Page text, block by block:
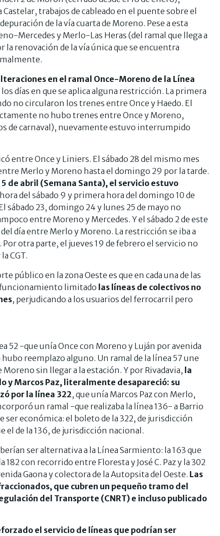
trabajos de cableado en el puente sobre el
de la vía cuarta de Moreno. Pese a esta
Mercedes y Merlo-Las Heras (del ramal que llega a
renovación de la vía única que se encuentra
en el ramal Once-Moreno de la Línea
días en que se aplica alguna restricción. La primera
no circularon los trenes entre Once y Haedo. El
no hubo trenes entre Once y Moreno,
de carnaval), nuevamente estuvo interrumpido
entre Once y Liniers. El sábado 28 del mismo mes
Merlo y Moreno hasta el domingo 29 por la tarde.
de abril (Semana Santa), el servicio estuvo
del sábado 9 y primera hora del domingo 10 de
23, domingo 24 y lunes 25 de mayo no
entre Moreno y Mercedes. Y el sábado 2 de este
día entre Merlo y Moreno. La restricción se iba a
otra parte, el jueves 19 de febrero el servicio no
CGT.
público en la zona Oeste es que en cada una de las
funcionamiento limitado las líneas de colectivos no
, perjudicando a los usuarios del ferrocarril pero
52 -que unía Once con Moreno y Luján por avenida
reemplazo alguno. Un ramal de la línea 57 une
sin llegar a la estación. Y por Rivadavia, la
y Marcos Paz, literalmente desapareció: su
por la línea 322, que unía Marcos Paz con Merlo,
un ramal -que realizaba la línea 136- a Barrio
ser económica: el boleto de la 322, de jurisdicción
el de la 136, de jurisdicción nacional.
ser alternativa a la Línea Sarmiento: la 163 que
con recorrido entre Floresta y José C. Paz y la 302
Gaona y colectora de la Autopsita del Oeste. Las
que cubren un pequeño tramo del
del Transporte (CNRT) e incluso publicado
el servicio de líneas que podrían ser